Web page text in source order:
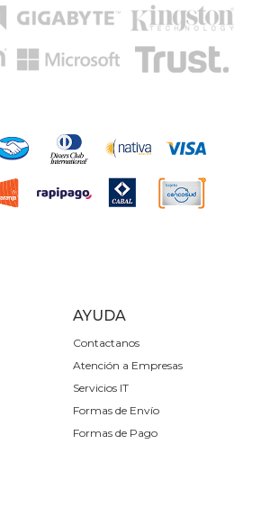
AYUDA
Contactanos
Atención a Empresas
Servicios IT
Formas de Envío
Formas de Pago